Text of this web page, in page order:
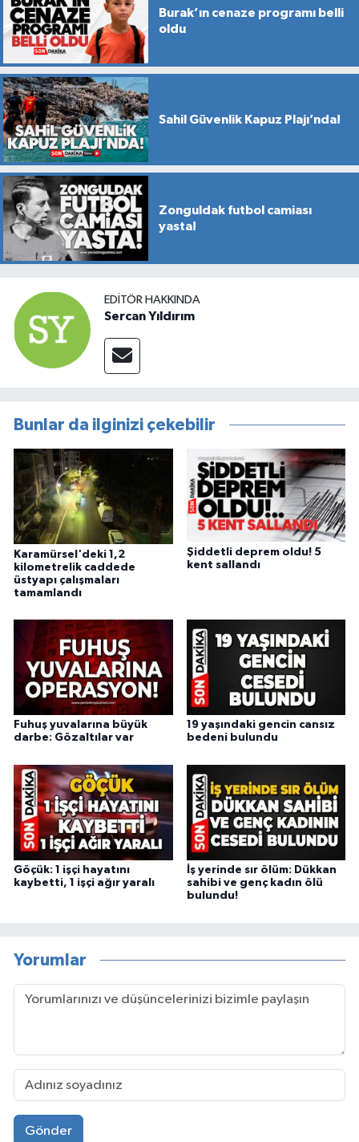
Burak’ın cenaze programı belli
oldu
Sahil Güvenlik Kapuz Plajı’nda!
Zonguldak futbol camiası
yasta!
EDITÖR HAKKINDA
Sercan Yıldırım
Bunlar da ilginizi çekebilir
Karamürsel'deki 1,2
kilometrelik caddede
üstyapı çalışmaları
tamamlandı
Şiddetli deprem oldu! 5
kent sallandı
Fuhuş yuvalarına büyük
darbe: Gözaltılar var
19 yaşındaki gencin cansız
bedeni bulundu
Göçük: 1 işçi hayatını
kaybetti, 1 işçi ağır yaralı
İş yerinde sır ölüm: Dükkan
sahibi ve genç kadın ölü
bulundu!
Yorumlar
Gönder